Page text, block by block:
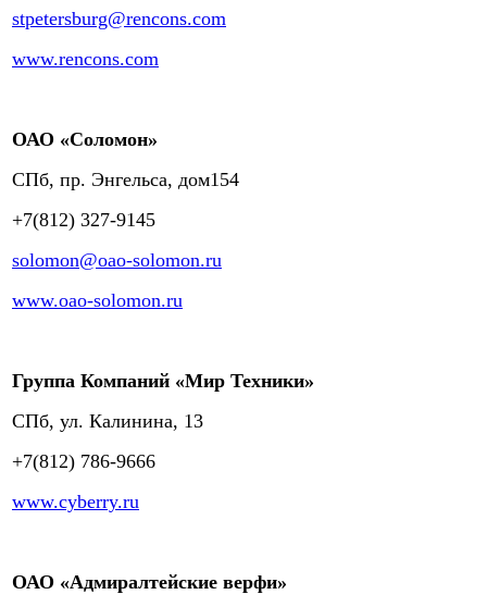
stpetersburg@rencons.com
www.rencons.com
ОАО «Соломон»
СПб, пр. Энгельса, дом154
+7(812) 327-9145
solomon@oao-solomon.ru
www.oao-solomon.ru
Группа Компаний «Мир Техники»
СПб, ул. Калинина, 13
+7(812) 786-9666
www.cyberry.ru
ОАО «Адмиралтейские верфи»